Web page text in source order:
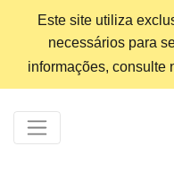
Este site utiliza
necessários para
informações, consulte